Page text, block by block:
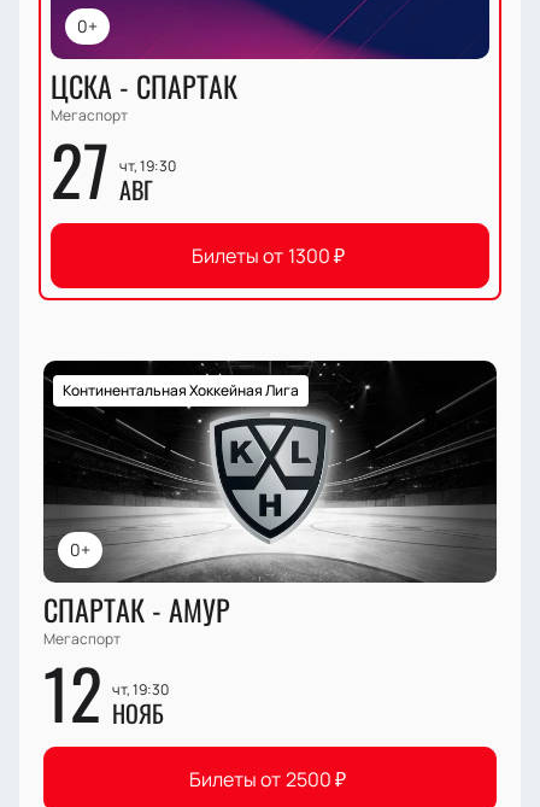
0+
ЦСКА - СПАРТАК
Мегаспорт
27 чт, 19:30
АВГ
Билеты от 1300₽
0+
Континентальная Хоккейная Лига
СПАРТАК - АМУР
Мегаспорт
12 чт, 19:30
НОЯБ
Билеты от2500₽